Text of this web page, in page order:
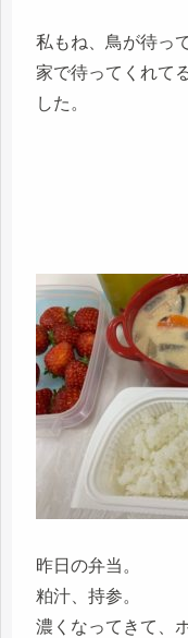
私もね、鳥が待っ
家で待ってくれて
した。
昨日の弁当。
粕汁、持参。
濃くなってきて、